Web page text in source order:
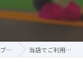
ブログ 当店でご利用いただ…